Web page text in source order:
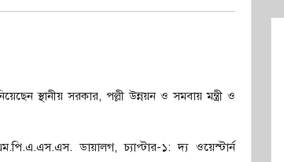
স্থানীয় সরকার, পল্লী উন্নয়ন ও সমবায় মন্ত্রী ও
ডায়ালগ, চ্যাপ্টার-১: দ্য ওয়েস্টার্ন